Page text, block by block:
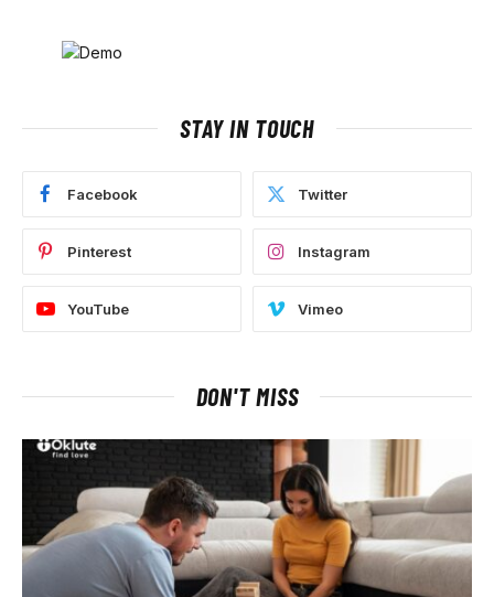
STAY IN TOUCH
Facebook Twitter
Pinterest Instagram
YouTube Vimeo
DON'T MISS